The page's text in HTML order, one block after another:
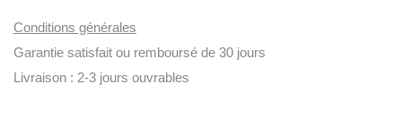
Conditions générales
Garantie satisfait ou remboursé de 30 jours
Livraison : 2-3 jours ouvrables